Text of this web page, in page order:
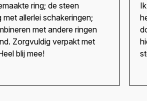
ring; de steen
allerlei schakeringen;
met andere ringen
Zorgvuldig verpakt met
blij mee!